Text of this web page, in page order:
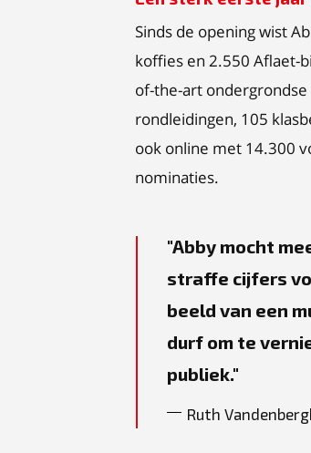
Sinds de opening wist
koffies en 2.550 Aflaet-
of-the-art ondergrondse
rondleidingen, 105
ook online met 14.300
nominaties.
Abby mocht
straffe cijfers
beeld van een
durf om te
publiek.
Ruth